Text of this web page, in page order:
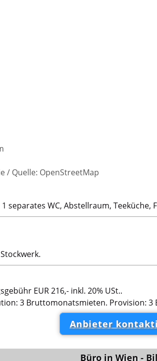
/ Quelle: OpenStreetMap
separates WC, Abstellraum, Teeküche,
EUR 216,- inkl. 20% USt..
3 Bruttomonatsmieten. Provision: 3
Anbieter
Büro in Wien -